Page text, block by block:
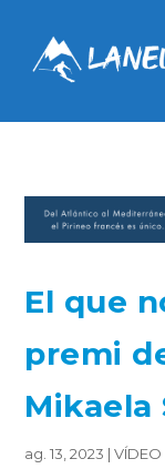
El que
premi
ag. 13, 2023 |VÍDEO